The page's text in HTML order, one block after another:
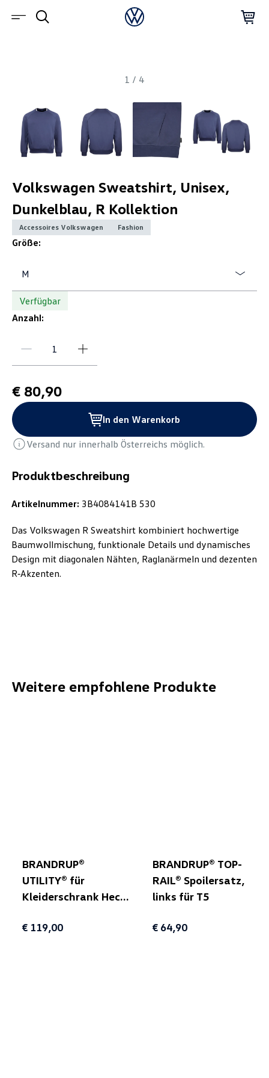
1 / 4
Produktbeschreibung
Artikelnummer: 3B4084141B 530
Das Volkswagen R Sweatshirt kombiniert hochwertige
Baumwollmischung, funktionale Details und dynamisches
Design mit diagonalen Nähten, Raglanärmeln und dezenten
R‑Akzenten.
Volkswagen Sweatshirt, Unisex,
Dunkelblau, R Kollektion
Accessoires Volkswagen Fashion
Größe:
M
Verfügbar
Anzahl:
€ 80,90
In den Warenkorb
Versand nur innerhalb Österreichs möglich.
Weitere empfohlene Produkte
BRANDRUP®
UTILITY® für
Kleiderschrank Heck
für T5/T6/T6.1
€ 119,00
BRANDRUP® TOP-
RAIL® Spoilersatz,
links für T5
€ 64,90